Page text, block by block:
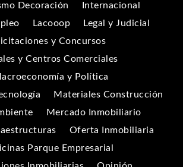
Decoración
Internacional
Lacooop
Legal y Judicial
y Concursos
y Centros Comerciales
y Política
Materiales Construcción
Mercado Inmobiliario
Oferta Inmobiliaria
Parque Empresarial